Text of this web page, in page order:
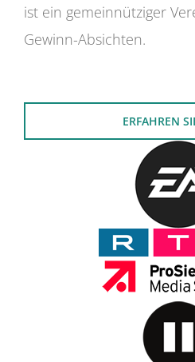
ist ein gemeinnütziger
Gewinn-Absichten.
ERFAHREN